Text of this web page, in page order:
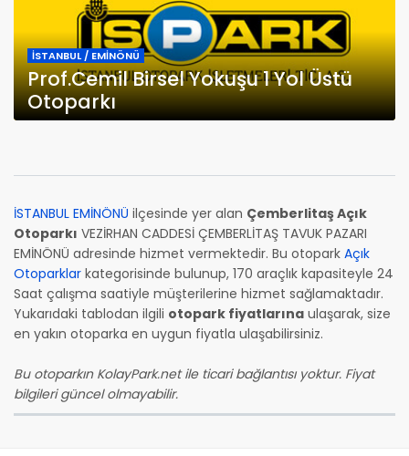
İSTANBUL / EMİNÖNÜ
Prof.Cemil Birsel Yokuşu 1 Yol Üstü
Otoparkı
İSTANBUL EMİNÖNÜ ilçesinde yer alan Çemberlitaş Açık
Otoparkı VEZİRHAN CADDESİ ÇEMBERLİTAŞ TAVUK PAZARI
EMİNÖNÜ adresinde hizmet vermektedir. Bu otopark Açık
Otoparklar kategorisinde bulunup, 170 araçlık kapasiteyle 24
Saat çalışma saatiyle müşterilerine hizmet sağlamaktadır.
Yukarıdaki tablodan ilgili otopark fiyatlarına ulaşarak, size
en yakın otoparka en uygun fiyatla ulaşabilirsiniz.
Bu otoparkın KolayPark.net ile ticari bağlantısı yoktur. Fiyat
bilgileri güncel olmayabilir.